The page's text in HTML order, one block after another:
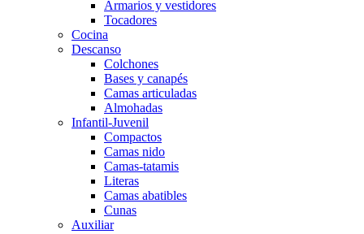
Armarios y vestidores
Tocadores
Cocina
Descanso
Colchones
Bases y canapés
Camas articuladas
Almohadas
Infantil-Juvenil
Compactos
Camas nido
Camas-tatamis
Literas
Camas abatibles
Cunas
Auxiliar